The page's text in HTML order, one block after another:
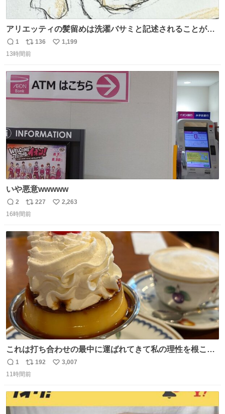
アリエッティの髪留めは洗濯バサミと記述されることが多
いですが、もっと小さいプラスチックのクリップです。 バ
ネは使いやすいように強度を調整してあるはず。
返
信
1
リ
ポ
ト
数
136
い
1,199
13時間前
いや悪意wwwww
返
信
2
リ
ポ
ト
数
227
い
数
2,263
16時間前
これは打ち合わせの最中に運ばれてきて私の理性を根こそ
ぎ奪い去ったプリンの写真です。
返
信
1
リ
ポ
ト
数
192
い
3,007
11時間前